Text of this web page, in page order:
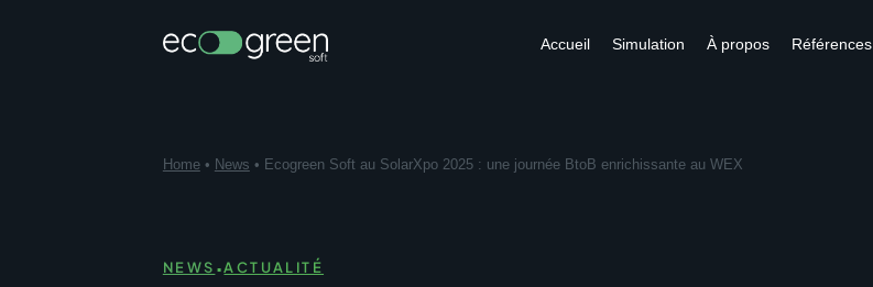
Accueil Simulation À propos Références
Home• News • Ecogreen Soft au SolarXpo 2025 : une journée BtoB enrichissante au WEX
NEWS·ACTUALITÉ